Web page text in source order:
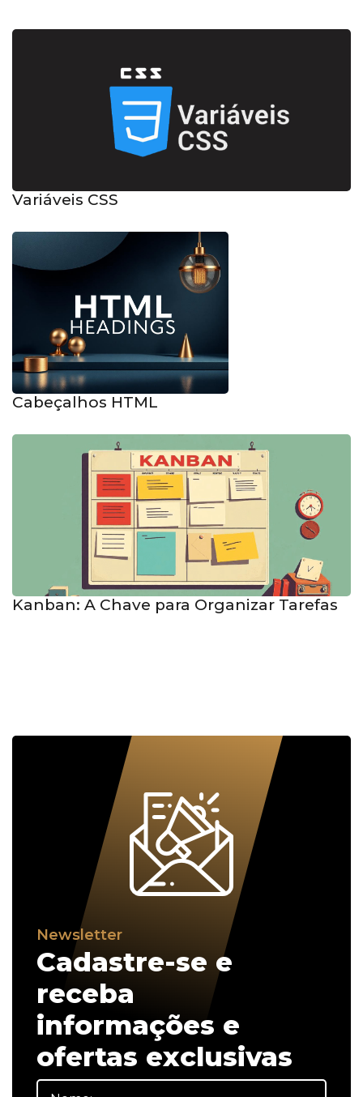
Variáveis CSS
Cabeçalhos HTML
Kanban: A Chave para Organizar Tarefas
Newsletter
Cadastre-se e
receba
informações e
ofertas exclusivas